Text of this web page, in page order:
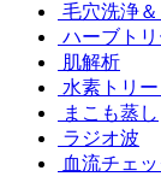
毛穴洗浄
ハーブト
肌解析
水素トリ
まこも蒸し
ラジオ波
血流チェッ